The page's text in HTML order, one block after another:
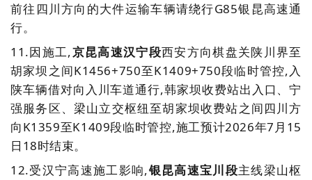
前往四川方向的大件运输车辆请绕行G85银昆高速通
行。
11.因施工,京昆高速汉宁段西安方向棋盘关陕川界至
胡家坝之间K1456+750至K1409+750段临时管控,入
陕车辆借对向入川车道通行,韩家坝收费站出入口、宁
强服务区、梁山立交枢纽至胡家坝收费站之间四川方
向K1359至K1409段临时管控,施工预计2026年7月15
日18时结束。
12.受汉宁高速施工影响,银昆高速宝川段主线梁山枢